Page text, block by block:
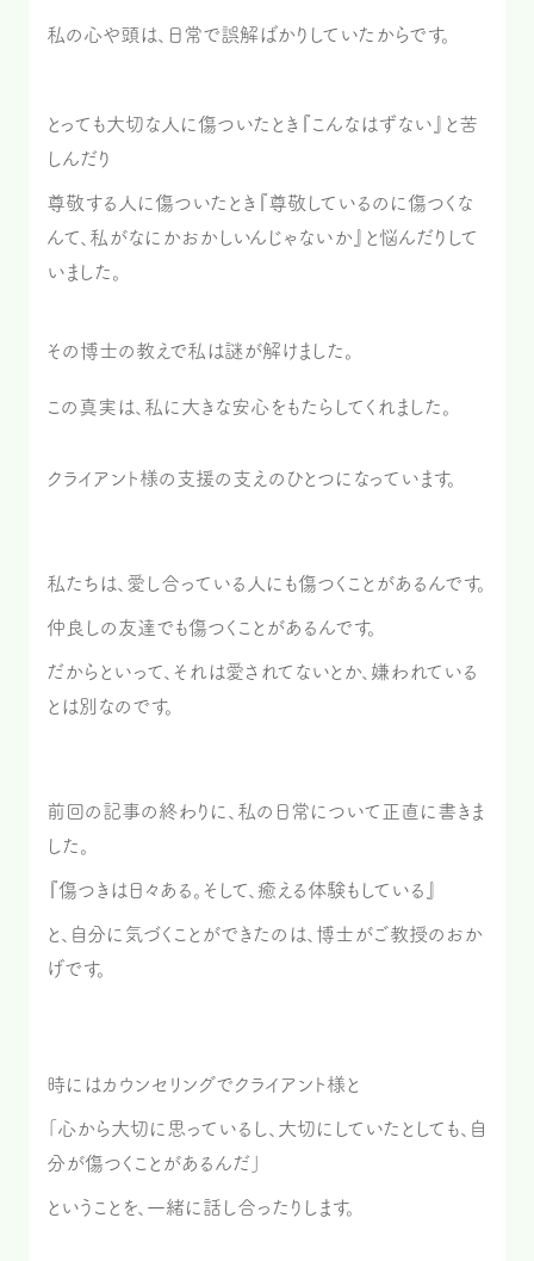
私の心や頭は、日常で誤解ばかりしていたからです。
とっても大切な人に傷ついたとき『こんなはずない』と苦
しんだり
尊敬する人に傷ついたとき『尊敬しているのに傷つくな
んて、私がなにかおかしいんじゃないか』と悩んだりして
いました。
その博士の教えで私は謎が解けました。
この真実は、私に大きな安心をもたらしてくれました。
クライアント様の支援の支えのひとつになっています。
私たちは、愛し合っている人にも傷つくことがあるんです。
仲良しの友達でも傷つくことがあるんです。
だからといって、それは愛されてないとか、嫌われている
とは別なのです。
前回の記事の終わりに、私の日常について正直に書きま
した。
『傷つきは日々ある。そして、癒える体験もしている』
と、自分に気づくことができたのは、博士がご教授のおか
げです。
時にはカウンセリングでクライアント様と
「心から大切に思っているし、大切にしていたとしても、自
分が傷つくことがあるんだ」
ということを、一緒に話し合ったりします。